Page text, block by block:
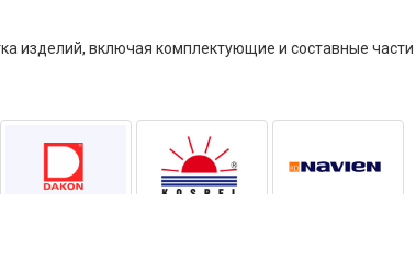
изделий, включая комплектующие и составные